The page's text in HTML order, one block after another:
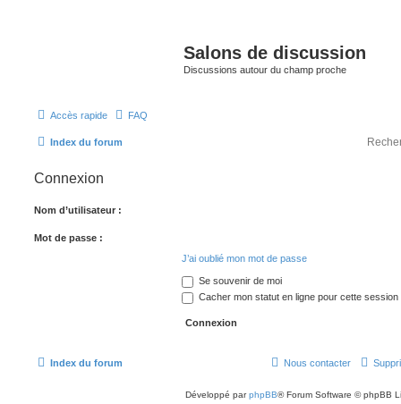
Salons de discussion
Discussions autour du champ proche
Accès rapide FAQ
Index du forum
Connexion
Nom d’utilisateur :
Mot de passe :
J’ai oublié mon mot de passe
Se souvenir de moi
Cacher mon statut en ligne pour cette session
Index du forum Nous contacter
Développé parphpBB® Forum Software © phpBB